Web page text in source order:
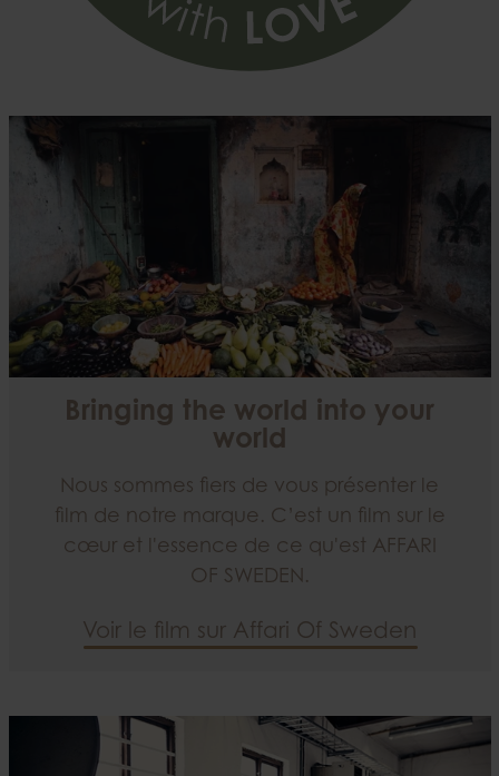
Bringing the world into your
world
Nous sommes fiers de vous présenter le
film de notre marque. C’est un film sur le
cœur et l'essence de ce qu'est AFFARI
OF SWEDEN.
Voir le film sur Affari Of Sweden